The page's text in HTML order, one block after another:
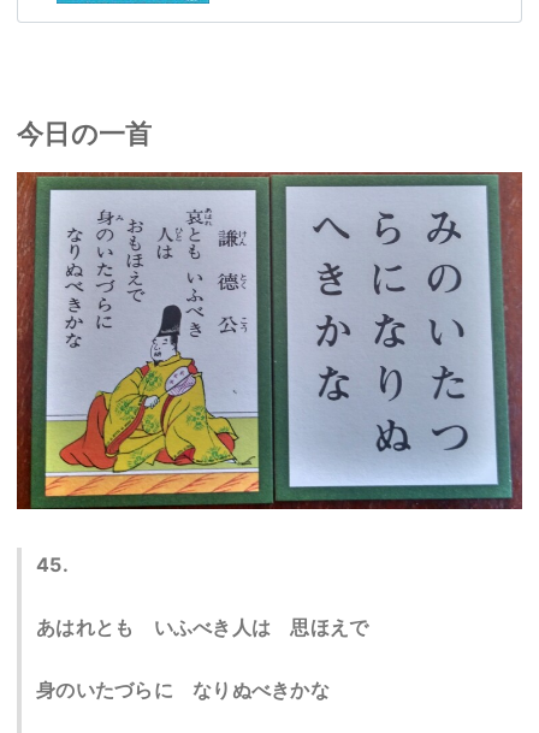
今日の一首
45.
あはれとも いふべき人は 思ほえで
身のいたづらに なりぬべきかな